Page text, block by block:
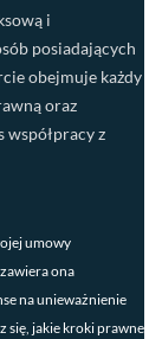
i
posiadających
obejmuje każdy
oraz
współpracy z
umowy
ona
na unieważnienie
się, jakie kroki prawne